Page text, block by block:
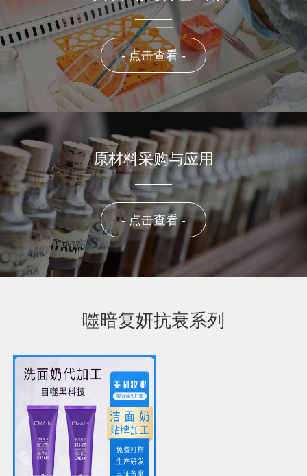
- 点击查看 -
原材料采购与应用
- 点击查看 -
噬暗复妍抗衰系列